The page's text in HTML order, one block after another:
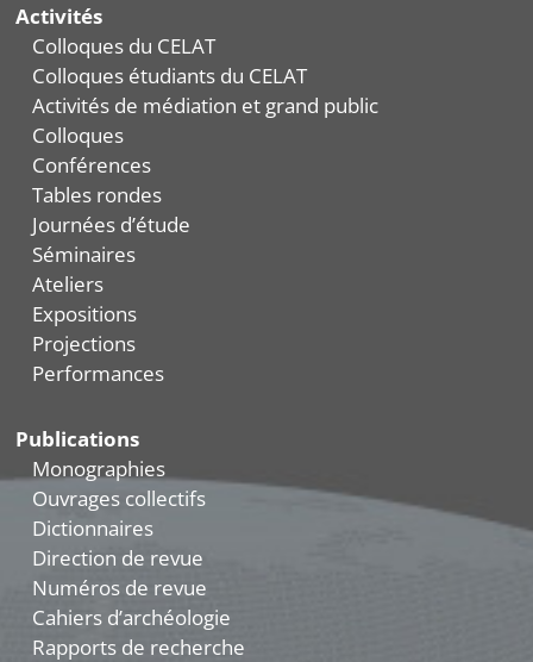
Activités
Colloques du CELAT
Colloques étudiants du CELAT
Activités de médiation et grand public
Colloques
Conférences
Tables rondes
Journées d’étude
Séminaires
Ateliers
Expositions
Projections
Performances
Publications
Monographies
Ouvrages collectifs
Dictionnaires
Direction de revue
Numéros de revue
Cahiers d’archéologie
Rapports de recherche